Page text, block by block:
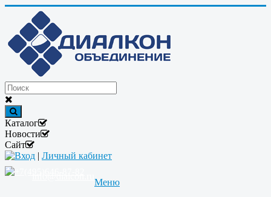
Каталог
Новости
Сайт
Вход | Личный кабинет
Меню